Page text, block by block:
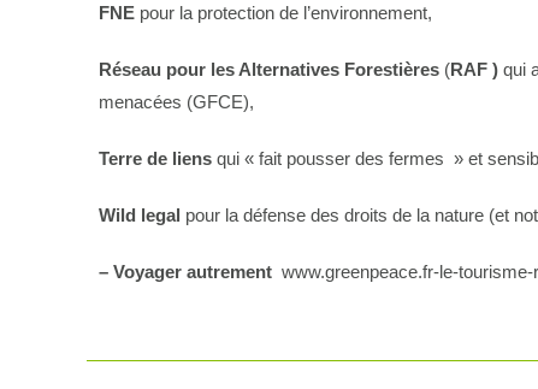
FNE pour la protection de l’environnement,
Réseau pour les Alternatives Forestières (RAF ) qui
menacées (GFCE),
Terre de liens qui « fait pousser des fermes » et
Wild legal pour la défense des droits de la nature (et
– Voyager autrement www.greenpeace.fr-le-tourisme-